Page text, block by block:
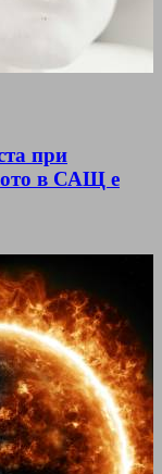
при
в САЩ е